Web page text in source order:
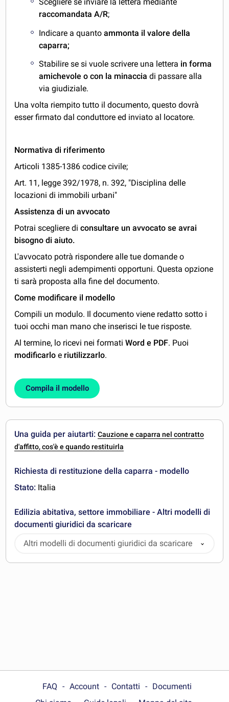
raccomandata A/R;
Indicare a quanto ammonta il valore della
caparra;
Stabilire se si vuole scrivere una lettera in forma
amichevole o con la minaccia di passare alla
via giudiziale.
Una volta riempito tutto il documento, questo dovrà
esser firmato dal conduttore ed inviato al locatore.
Normativa di riferimento
Articoli 1385-1386 codice civile;
Art. 11, legge 392/1978, n. 392, "Disciplina delle
locazioni di immobili urbani"
Assistenza di un avvocato
Potrai scegliere diconsultare un avvocato se avrai
bisogno di aiuto.
L'avvocato potrà rispondere alle tue domande o
assisterti negli adempimenti opportuni. Questa opzione
ti sarà proposta alla fine del documento.
Come modificare il modello
Compili un modulo. Il documento viene redatto sotto i
tuoi occhi man mano che inserisci le tue risposte.
Al termine, lo ricevi nei formatiWord e PDF. Puoi
modificarlo e riutilizzarlo.
Compila il modello
Una guida per aiutarti:Cauzione e caparra nel contratto
d'affitto, cos'è e quando restituirla
Richiesta di restituzione della caparra - modello
Stato: Italia
Edilizia abitativa, settore immobiliare - Altri modelli di
documenti giuridici da scaricare
Altri modelli di documenti giuridici da scaricare
FAQ Account Contatti
Documenti